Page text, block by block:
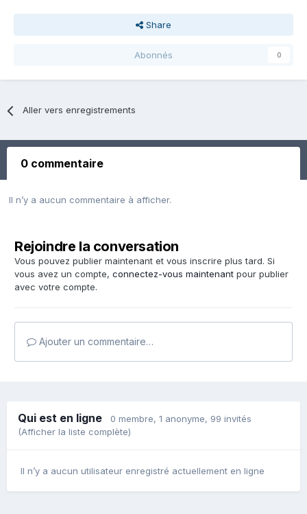
Share
Abonnés 0
Aller vers enregistrements
0 commentaire
Il n’y a aucun commentaire à afficher.
Rejoindre la conversation
Vous pouvez publier maintenant et vous inscrire plus tard. Si
vous avez un compte, connectez-vous maintenant pour publier
avec votre compte.
Ajouter un commentaire…
Qui est en ligne 0 membre, 1 anonyme, 99 invités
(Afficher la liste complète)
Il n’y a aucun utilisateur enregistré actuellement en ligne